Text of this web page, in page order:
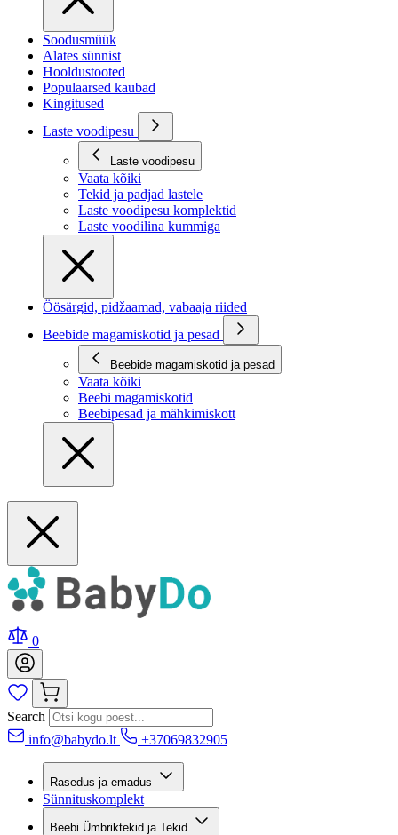
Soodusmüük
Alates sünnist
Hooldustooted
Populaarsed kaubad
Kingitused
Laste voodipesu
Laste voodipesu
Vaata kõiki
Tekid ja padjad lastele
Laste voodipesu komplektid
Laste voodilina kummiga
Öösärgid, pidžaamad, vabaaja riided
Beebide magamiskotid ja pesad
Beebide magamiskotid ja pesad
Vaata kõiki
Beebi magamiskotid
Beebipesad ja mähkimiskott
0
Search
info@babydo.lt
+37069832905
Rasedus ja emadus
Sünnituskomplekt
Beebi Ümbriktekid ja Tekid